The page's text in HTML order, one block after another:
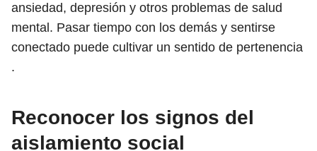
ansiedad, depresión y otros problemas de salud
mental. Pasar tiempo con los demás y sentirse
conectado puede cultivar un sentido de pertenencia
.
Reconocer los signos del
aislamiento social